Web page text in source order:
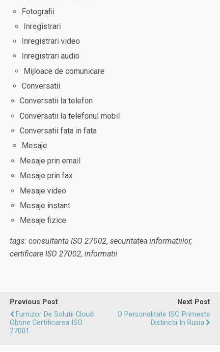
Fotografii
Inregistrari
Inregistrari video
Inregistrari audio
Mijloace de comunicare
Conversatii
Conversatii la telefon
Conversatii la telefonul mobil
Conversatii fata in fata
Mesaje
Mesaje prin email
Mesaje prin fax
Mesaje video
Mesaje instant
Mesaje fizice
tags: consultanta ISO 27002, securitatea informatiilor,
certificare ISO 27002, informatii
Previous Post
Furnizor De Solutii Cloud
Obtine Certificarea ISO
27001
Next Post
O Personalitate ISO Primeste
Distinctii In Rusia